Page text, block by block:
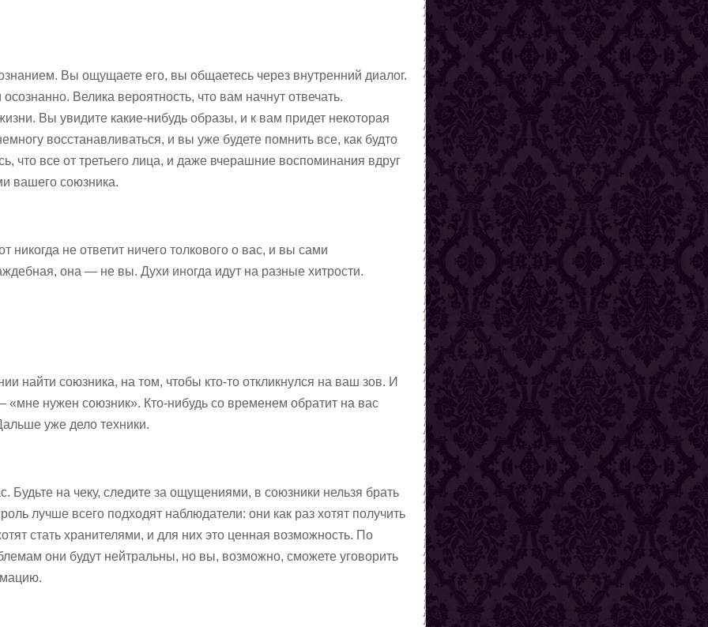
Вы ощущаете его, вы общаетесь через внутренний диалог.
Велика вероятность, что вам начнут отвечать.
Вы увидите какие-нибудь образы, и к вам придет некоторая
восстанавливаться, и вы уже будете помнить все, как будто
что все от третьего лица, и даже вчерашние воспоминания вдруг
вашего союзника.
никогда не ответит ничего толкового о вас, и вы сами
она — не вы. Духи иногда идут на разные хитрости.
найти союзника, на том, чтобы кто-то откликнулся на ваш зов. И
«мне нужен союзник». Кто-нибудь со временем обратит на вас
уже дело техники.
Будьте на чеку, следите за ощущениями, в союзники нельзя брать
лучше всего подходят наблюдатели: они как раз хотят получить
стать хранителями, и для них это ценная возможность. По
они будут нейтральны, но вы, возможно, сможете уговорить